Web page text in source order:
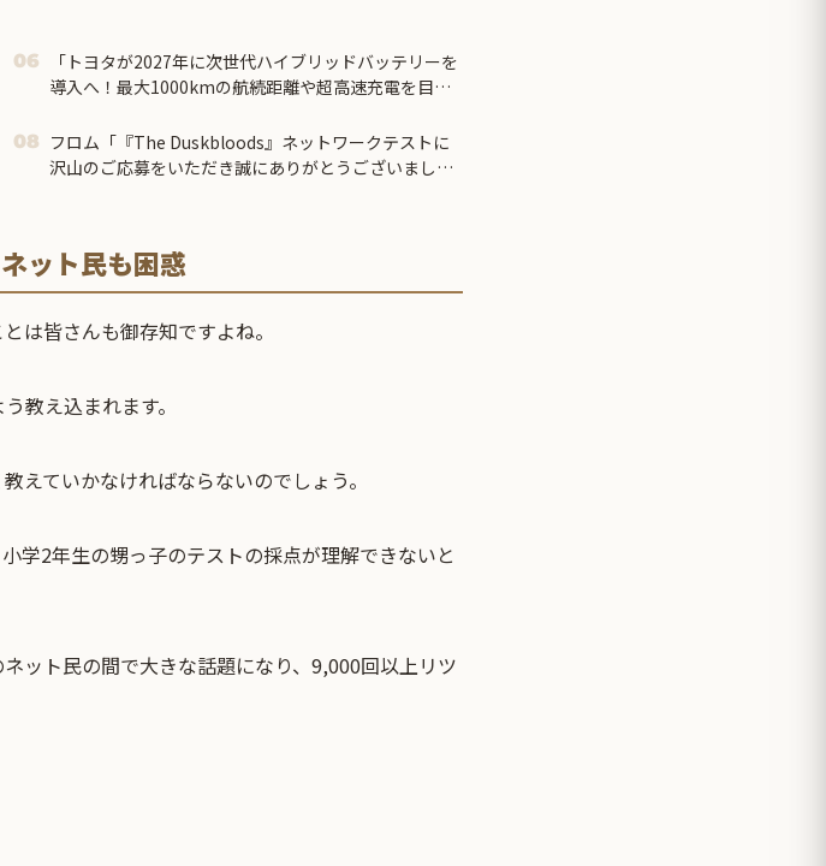
06
「トヨタが2027年に次世代ハイブリッドバッテリーを
導入へ！最大1000kmの航続距離や超高速充電を目指
08
フロム「『The Duskbloods』ネットワークテストに
沢山のご応募をいただき誠にありがとうございまし
ット民も困惑
は皆さんも御存知ですよね。
教え込まれます。
えていかなければならないのでしょう。
2年生の甥っ子のテストの採点が理解できないと
ット民の間で大きな話題になり、9,000回以上リツ